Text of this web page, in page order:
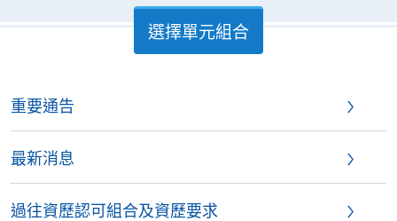
選擇單元組合
重要通告
最新消息
過往資歷認可組合及資歷要求